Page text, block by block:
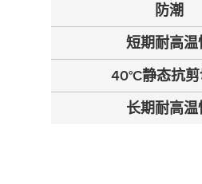
防潮
短期耐高温
40°C静态抗
长期耐高温